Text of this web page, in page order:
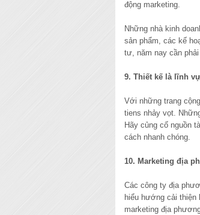
động marketing.
Những nhà kinh
sản phẩm, các kế
tư, năm nay cần
9. Thiết kế là lĩnh
Với những trang
tiens nhảy vọt.
Hãy củng cố nguồn
cách nhanh chóng.
10. Marketing địa
Các công ty địa
hiểu hướng cải thiện
marketing địa